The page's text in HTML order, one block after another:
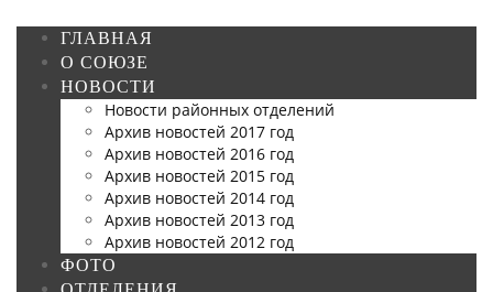
ГЛАВНАЯ
О СОЮЗЕ
НОВОСТИ
Новости районных отделений
Архив новостей 2017 год
Архив новостей 2016 год
Архив новостей 2015 год
Архив новостей 2014 год
Архив новостей 2013 год
Архив новостей 2012 год
ФОТО